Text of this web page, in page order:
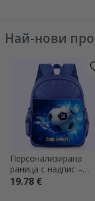
Най-нови
Персонализирана
раница с надпис –
Футбол
19.78 €